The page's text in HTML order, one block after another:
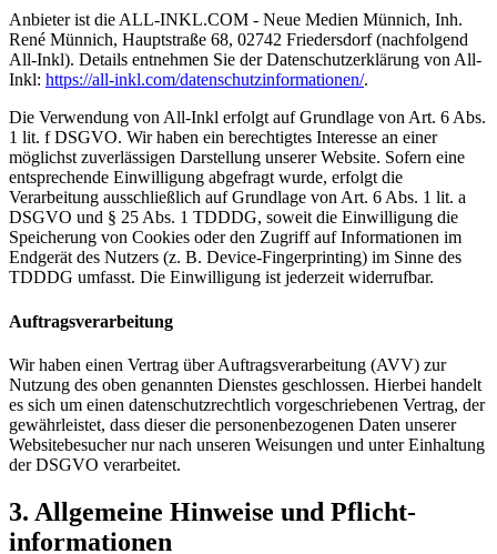
Anbieter ist die ALL-INKL.COM - Neue Medien Münnich, Inh.
René Münnich, Hauptstraße 68, 02742 Friedersdorf (nachfolgend
All-Inkl). Details entnehmen Sie der Datenschutzerklärung von All-
Inkl: https://all-inkl.com/datenschutzinformationen/.
Die Verwendung von All-Inkl erfolgt auf Grundlage von Art. 6 Abs.
1 lit. f DSGVO. Wir haben ein berechtigtes Interesse an einer
möglichst zuverlässigen Darstellung unserer Website. Sofern eine
entsprechende Einwilligung abgefragt wurde, erfolgt die
Verarbeitung ausschließlich auf Grundlage von Art. 6 Abs. 1 lit. a
DSGVO und § 25 Abs. 1 TDDDG, soweit die Einwilligung die
Speicherung von Cookies oder den Zugriff auf Informationen im
Endgerät des Nutzers (z. B. Device-Fingerprinting) im Sinne des
TDDDG umfasst. Die Einwilligung ist jederzeit widerrufbar.
Auftragsverarbeitung
Wir haben einen Vertrag über Auftragsverarbeitung (AVV) zur
Nutzung des oben genannten Dienstes geschlossen. Hierbei handelt
es sich um einen datenschutzrechtlich vorgeschriebenen Vertrag, der
gewährleistet, dass dieser die personenbezogenen Daten unserer
Websitebesucher nur nach unseren Weisungen und unter Einhaltung
der DSGVO verarbeitet.
3. Allgemeine Hinweise und Pflicht­
informationen